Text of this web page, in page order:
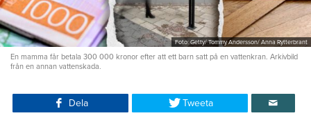
Foto: Getty/ Tommy Andersson/ Anna Rytterbrant
En mamma får betala 300 000 kronor efter att ett barn satt på en vattenkran. Arkivbild
från en annan vattenskada.
Dela Tweeta